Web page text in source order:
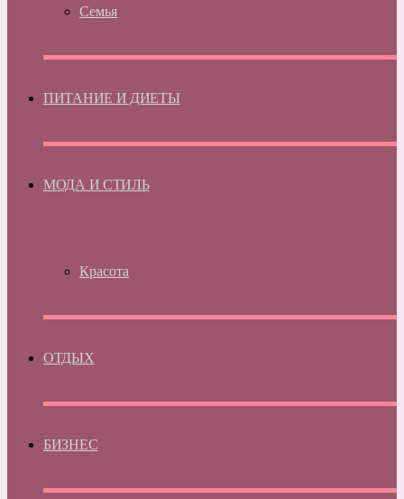
Семья
ПИТАНИЕ И ДИЕТЫ
МОДА И СТИЛЬ
Красота
ОТДЫХ
БИЗНЕС